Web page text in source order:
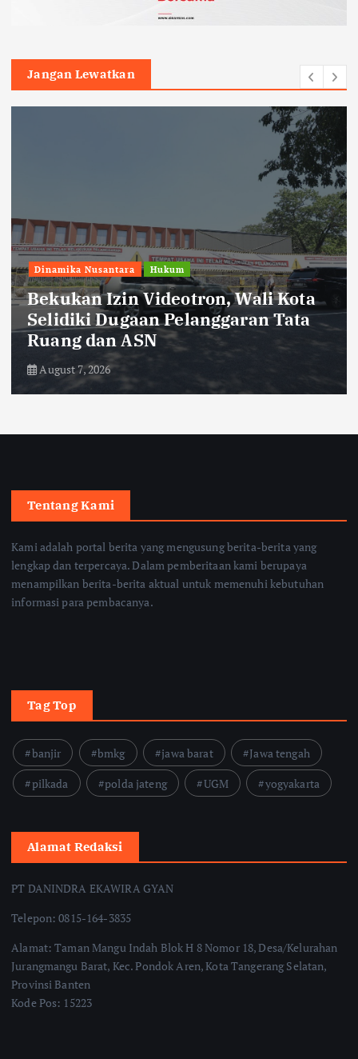
Jangan Lewatkan
Dinamika Nusantara
Jaga Pasokan Listrik, PLN UP3
Pematangsiantar Bekali Petugas
Yantek
August 7, 2026
Tentang Kami
Kami adalah portal berita yang mengusung berita-berita yang
lengkap dan terpercaya. Dalam pemberitaan kami berupaya
menampilkan berita-berita aktual untuk memenuhi kebutuhan
informasi para pembacanya.
Tag Top
banjir bmkg jawa barat
Jawa tengah
pilkada
polda jateng UGM yogyakarta
Alamat Redaksi
PT DANINDRA EKAWIRA GYAN
Telepon: 0815-164-3835
Alamat: Taman Mangu Indah Blok H 8 Nomor 18, Desa/Kelurahan
Jurangmangu Barat, Kec. Pondok Aren, Kota Tangerang Selatan,
Provinsi Banten
Kode Pos: 15223